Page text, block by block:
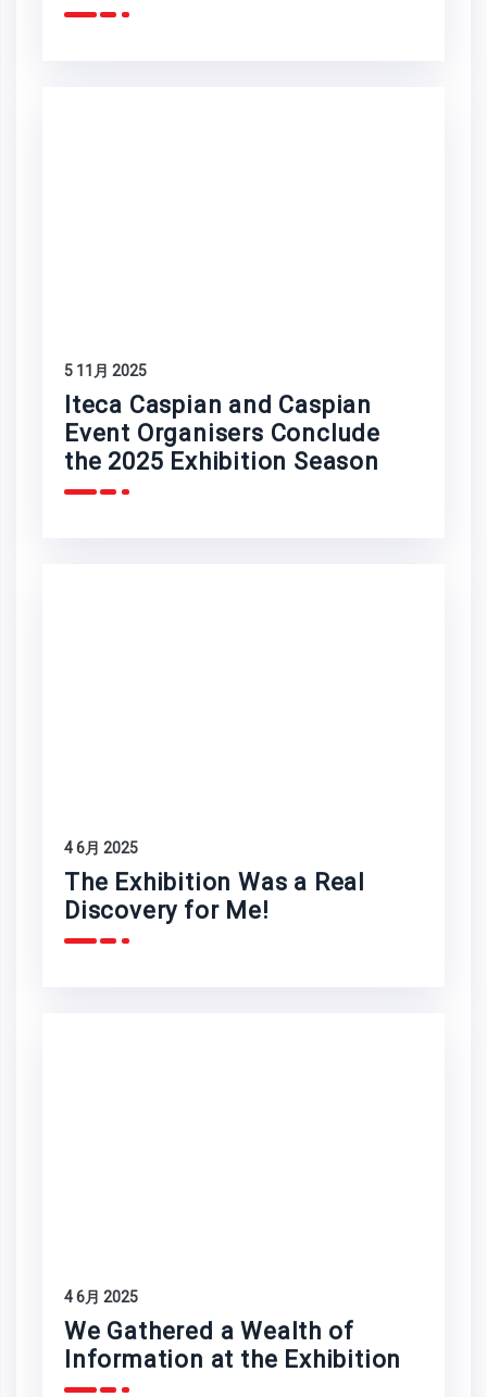
5 11月 2025
Iteca Caspian and Caspian
Event Organisers Conclude
the 2025 Exhibition Season
4 6月 2025
The Exhibition Was a Real
Discovery for Me!
4 6月 2025
We Gathered a Wealth of
Information at the Exhibition